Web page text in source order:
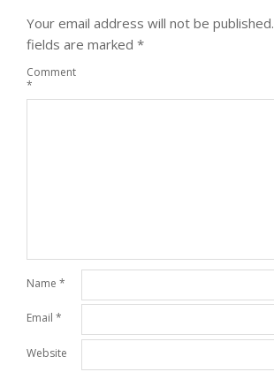
Your email address will not be published.
fields are marked *
Comment
*
Name *
Email *
Website